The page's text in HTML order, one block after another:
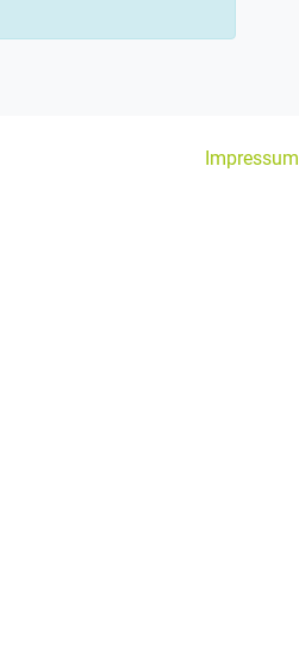
Impressum